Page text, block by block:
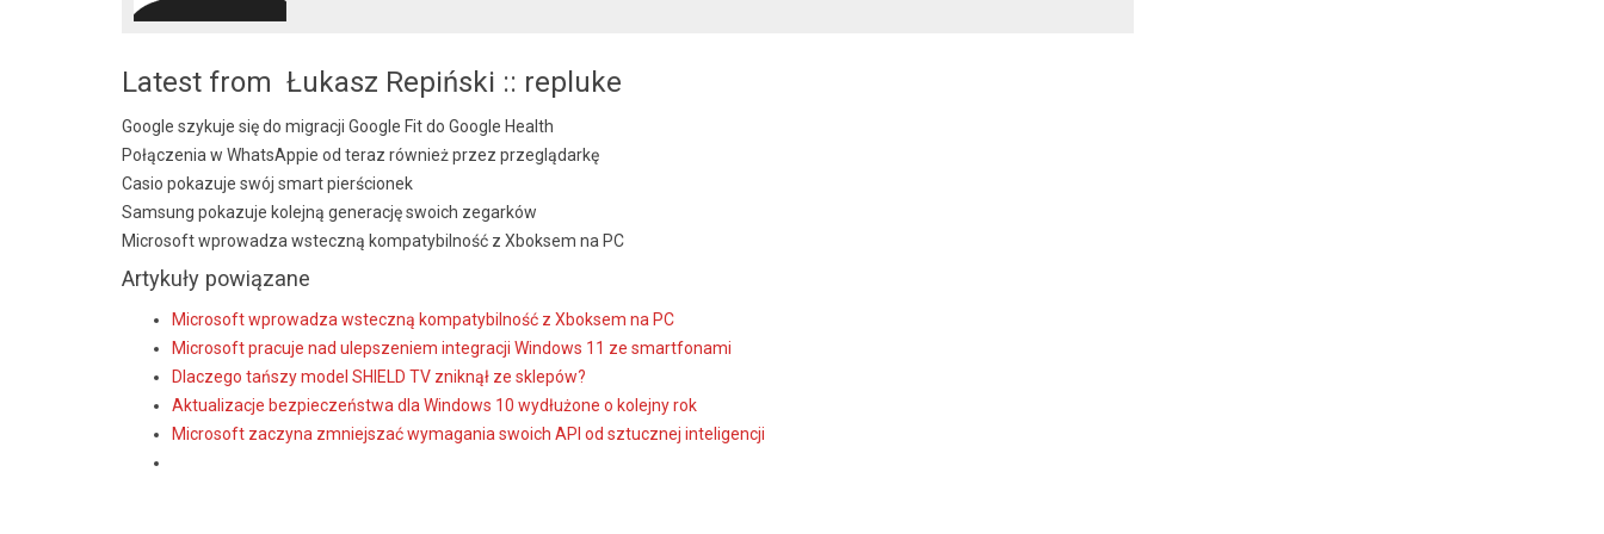
Latest from Łukasz Repiński :: repluke
Google szykuje się do migracji Google Fit do Google Health
Połączenia w WhatsAppie od teraz również przez przeglądarkę
Casio pokazuje swój smart pierścionek
Samsung pokazuje kolejną generację swoich zegarków
Microsoft wprowadza wsteczną kompatybilność z Xboksem na PC
Artykuły powiązane
Microsoft wprowadza wsteczną kompatybilność z Xboksem na PC
Microsoft pracuje nad ulepszeniem integracji Windows 11 ze smartfonami
Dlaczego tańszy model SHIELD TV zniknął ze sklepów?
Aktualizacje bezpieczeństwa dla Windows 10 wydłużone o kolejny rok
Microsoft zaczyna zmniejszać wymagania swoich API od sztucznej inteligencji